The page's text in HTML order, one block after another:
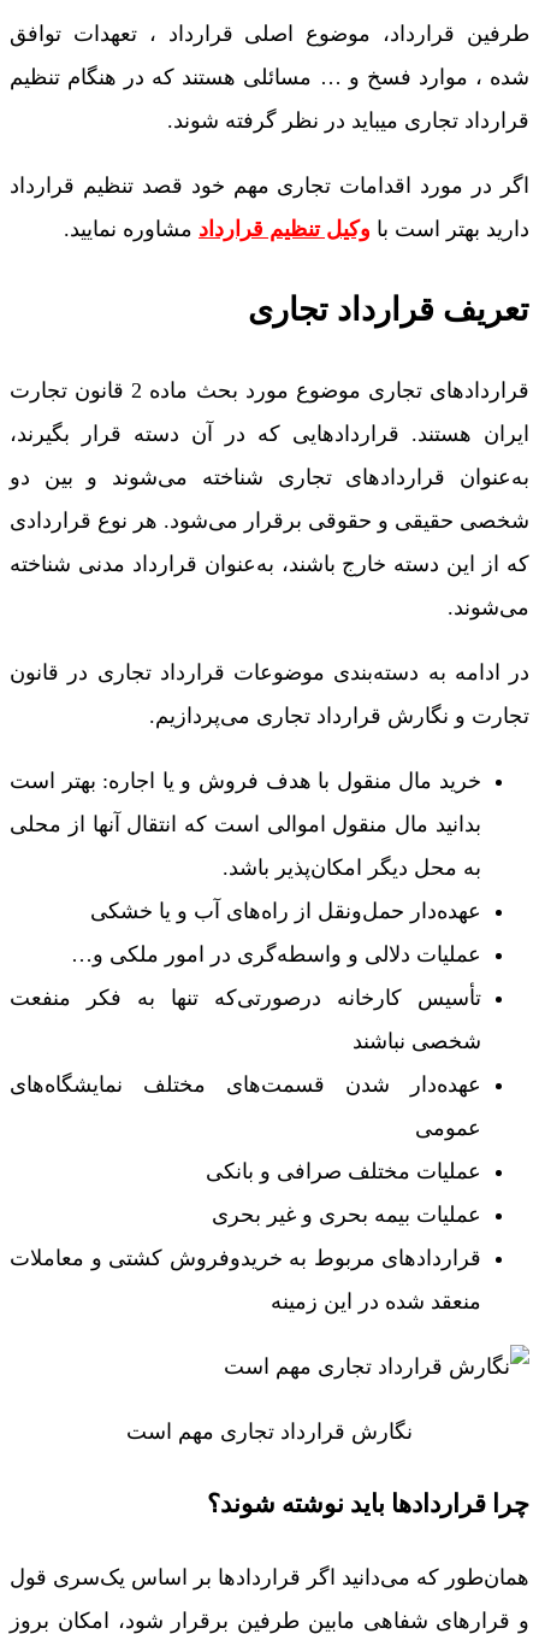
طرفین قرارداد، موضوع اصلی قرارداد ، تعهدات توافق
شده ، موارد فسخ و … مسائلی هستند که در هنگام تنظیم
قرارداد تجاری میباید در نظر گرفته شوند.
اگر در مورد اقدامات تجاری مهم خود قصد تنظیم قرارداد
دارید بهتر است با وکیل تنظیم قرارداد مشاوره نمایید.
تعریف قرارداد تجاری
قراردادهای تجاری موضوع مورد بحث ماده 2 قانون تجارت
ایران هستند. قراردادهایی که در آن دسته قرار بگیرند،
به‌عنوان قراردادهای تجاری شناخته می‌شوند و بین دو
شخصی حقیقی و حقوقی برقرار می‌شود. هر نوع قراردادی
که از این دسته خارج باشند، به‌عنوان قرارداد مدنی شناخته
می‌شوند.
در ادامه به دسته‌بندی موضوعات قرارداد تجاری در قانون
تجارت و نگارش قرارداد تجاری می‌پردازیم.
خرید مال منقول با هدف فروش و یا اجاره: بهتر است
بدانید مال منقول اموالی است که انتقال آنها از محلی
به محل دیگر امکان‌پذیر باشد.
عهده‌دار حمل‌ونقل از راه‌های آب و یا خشکی
عملیات دلالی و واسطه‌گری در امور ملکی و…
تأسیس کارخانه درصورتی‌که تنها به فکر منفعت
شخصی نباشند
عهده‌دار شدن قسمت‌های مختلف نمایشگاه‌های
عمومی
عملیات مختلف صرافی و بانکی
عملیات بیمه بحری و غیر بحری
قراردادهای مربوط به خریدوفروش کشتی و معاملات
منعقد شده در این زمینه
نگارش قرارداد تجاری مهم است
چرا قراردادها باید نوشته شوند؟
همان‌طور که می‌دانید اگر قراردادها بر اساس یک‌سری قول
و قرارهای شفاهی مابین طرفین برقرار شود، امکان بروز